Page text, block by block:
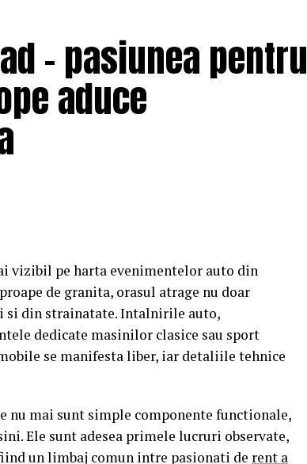
viață, comedia independentă
10 februarie.
de 12 februarie: o seară specială „Date
rețeaua Cinema City unde toți cei care
primi un premiu garantat din partea Avon.
Pro Max, încărcând dovada achiziției
, premiul fiind oferit prin tragere la
Iulia, Sibiu, Brașov, Cluj-Napoca, Baia
și discuții îndelungate cu spectatorii
„În pielea mea”de laCinema City din City
– pasiunea pentru
aduce
vizibil pe harta evenimentelor auto din
de granita, orasul atrage nu doar
din strainatate. Intalnirile auto,
dedicate masinilor clasice sau sport
se manifesta liber, iar detaliile tehnice
nu mai sunt simple componente functionale,
Ele sunt adesea primele lucruri observate,
un limbaj comun intre pasionati de rent a